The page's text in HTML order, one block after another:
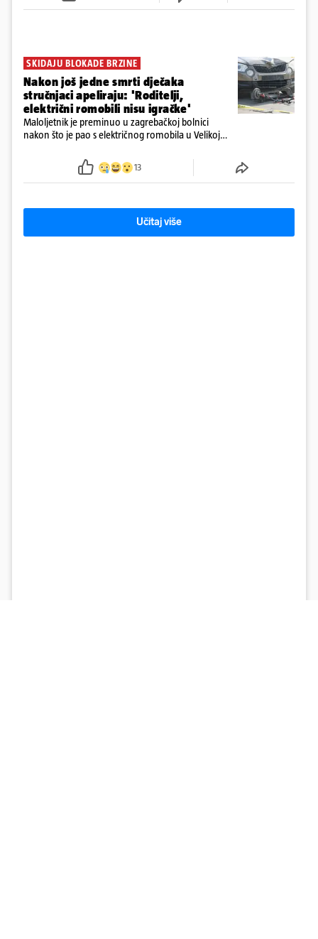
SKIDAJU BLOKADE BRZINE
Nakon još jedne smrti dječaka
stručnjaci apeliraju: 'Roditelji,
električni romobili nisu igračke'
Maloljetnik je preminuo u zagrebačkoj bolnici
nakon što je pao s električnog romobila u Velikoj
13
Učitaj više